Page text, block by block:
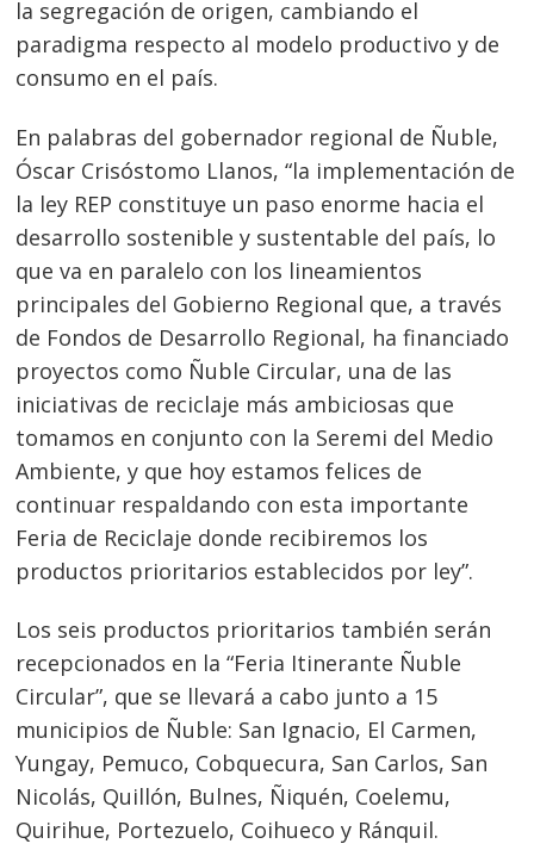
la segregación de origen, cambiando el
paradigma respecto al modelo productivo y de
consumo en el país.
En palabras del gobernador regional de Ñuble,
Óscar Crisóstomo Llanos, “la implementación de
la ley REP constituye un paso enorme hacia el
desarrollo sostenible y sustentable del país, lo
que va en paralelo con los lineamientos
principales del Gobierno Regional que, a través
de Fondos de Desarrollo Regional, ha financiado
proyectos como Ñuble Circular, una de las
iniciativas de reciclaje más ambiciosas que
tomamos en conjunto con la Seremi del Medio
Ambiente, y que hoy estamos felices de
continuar respaldando con esta importante
Feria de Reciclaje donde recibiremos los
productos prioritarios establecidos por ley”.
Los seis productos prioritarios también serán
recepcionados en la “Feria Itinerante Ñuble
Circular”, que se llevará a cabo junto a 15
municipios de Ñuble: San Ignacio, El Carmen,
Yungay, Pemuco, Cobquecura, San Carlos, San
Nicolás, Quillón, Bulnes, Ñiquén, Coelemu,
Quirihue, Portezuelo, Coihueco y Ránquil.
Navegación
de
entradas